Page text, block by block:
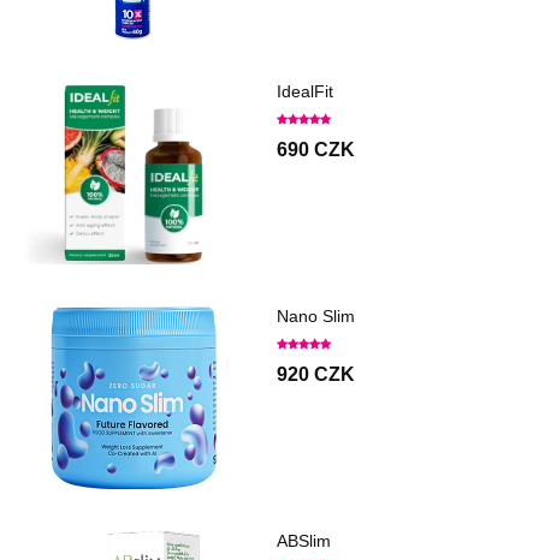
IdealFit
690 CZK
Nano Slim
920 CZK
ABSlim